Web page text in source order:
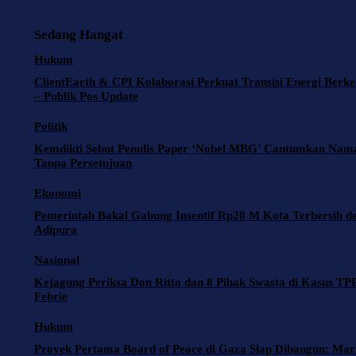
Sedang Hangat
Hukum
ClientEarth & CPI Kolaborasi Perkuat Transisi Energi
– Publik Pos Update
Politik
Kemdikti Sebut Penulis Paper ‘Nobel MBG’ Cantumkan
Tanpa Persetujuan
Ekonomi
Pemerintah Bakal Gabung Insentif Rp20 M Kota Terbersih
Adipura
Nasional
Kejagung Periksa Don Ritto dan 8 Pihak Swasta di Kasus
Febrie
Hukum
Proyek Pertama Board of Peace di Gaza Siap Dibangun: